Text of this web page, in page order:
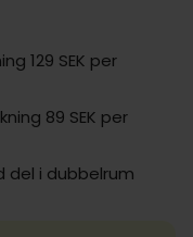
129 SEK per
89 SEK per
del i dubbelrum